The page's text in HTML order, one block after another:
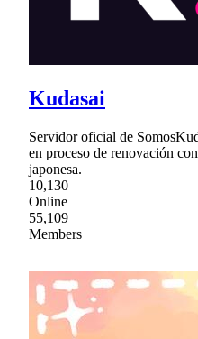
Kudasai
Servidor oficial de
en proceso de renovación
japonesa.
10,130
Online
55,109
Members